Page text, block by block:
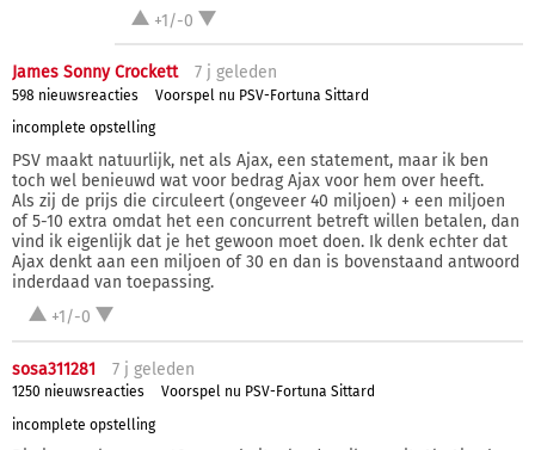
+1/-0
James Sonny Crockett 7 j geleden
598 nieuwsreacties
Voorspel nu PSV-Fortuna Sittard
incomplete opstelling
PSV maakt natuurlijk, net als Ajax, een statement, maar ik ben
toch wel benieuwd wat voor bedrag Ajax voor hem over heeft.
Als zij de prijs die circuleert (ongeveer 40 miljoen) + een miljoen
of 5-10 extra omdat het een concurrent betreft willen betalen, dan
vind ik eigenlijk dat je het gewoon moet doen. Ik denk echter dat
Ajax denkt aan een miljoen of 30 en dan is bovenstaand antwoord
inderdaad van toepassing.
+1/-0
sosa311281 7 j geleden
1250 nieuwsreacties
Voorspel nu PSV-Fortuna Sittard
incomplete opstelling